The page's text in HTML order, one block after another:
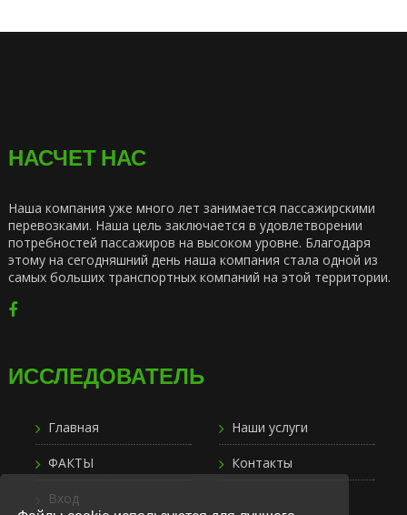
НАСЧЕТ НАС
Наша компания уже много лет занимается пассажирскими
перевозками. Наша цель заключается в удовлетворении
потребностей пассажиров на высоком уровне. Благодаря
этому на сегодняшний день наша компания стала одной из
самых больших транспортных компаний на этой территории.
ИССЛЕДОВАТЕЛЬ
Главная Наши услуги
ФАКТЫ Контакты
Вход